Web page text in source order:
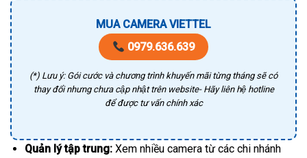
MUA CAMERA VIETTEL
0979.636.639
(*) Lưu ý: Gói cước và chương trình khuyến mãi từng tháng sẽ có
thay đổi nhưng chưa cập nhật trên website- Hãy liên hệ hotline
để được tư vấn chính xác
Quản lý tập trung:Xem nhiều camera từ các chi nhánh